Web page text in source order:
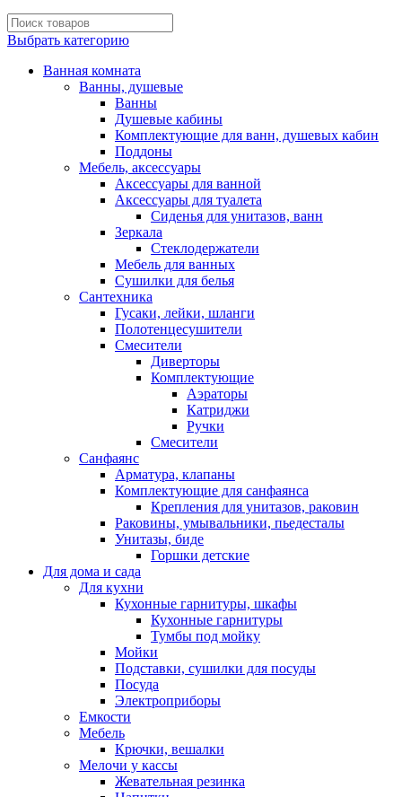
Выбрать категорию
Ванная комната
Ванны, душевые
Ванны
Душевые кабины
Комплектующие для ванн, душевых кабин
Поддоны
Мебель, аксессуары
Аксессуары для ванной
Аксессуары для туалета
Сиденья для унитазов, ванн
Зеркала
Стеклодержатели
Мебель для ванных
Сушилки для белья
Сантехника
Гусаки, лейки, шланги
Полотенцесушители
Смесители
Диверторы
Комплектующие
Аэраторы
Катриджи
Ручки
Смесители
Санфаянс
Арматура, клапаны
Комплектующие для санфаянса
Крепления для унитазов, раковин
Раковины, умывальники, пьедесталы
Унитазы, биде
Горшки детские
Для дома и сада
Для кухни
Кухонные гарнитуры, шкафы
Кухонные гарнитуры
Тумбы под мойку
Мойки
Подставки, сушилки для посуды
Посуда
Электроприборы
Емкости
Мебель
Крючки, вешалки
Мелочи у кассы
Жевательная резинка